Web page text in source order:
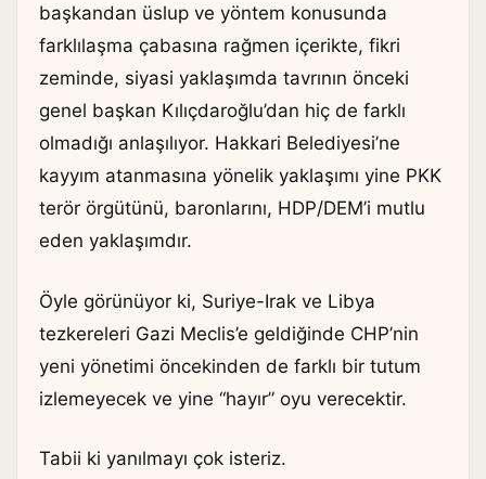
başkandan üslup ve yöntem konusunda
farklılaşma çabasına rağmen içerikte, fikri
zeminde, siyasi yaklaşımda tavrının önceki
genel başkan Kılıçdaroğlu’dan hiç de farklı
olmadığı anlaşılıyor. Hakkari Belediyesi’ne
kayyım atanmasına yönelik yaklaşımı yine PKK
terör örgütünü, baronlarını, HDP/DEM’i mutlu
eden yaklaşımdır.
Öyle görünüyor ki, Suriye-Irak ve Libya
tezkereleri Gazi Meclis’e geldiğinde CHP’nin
yeni yönetimi öncekinden de farklı bir tutum
izlemeyecek ve yine “hayır” oyu verecektir.
Tabii ki yanılmayı çok isteriz.